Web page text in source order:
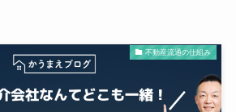
不動産流通の仕組み